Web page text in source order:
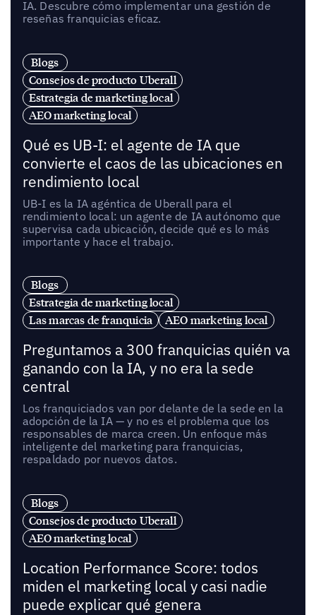
IA. Descubre cómo implementar una gestión de
reseñas franquicias eficaz.
Blogs
Consejos de producto Uberall
Estrategia de marketing local
AEO marketing local
Qué es UB-I: el agente de IA que
convierte el caos de las ubicaciones en
rendimiento local
UB-I es la IA agéntica de Uberall para el
rendimiento local: un agente de IA autónomo que
supervisa cada ubicación, decide qué es lo más
importante y hace el trabajo.
Blogs
Estrategia de marketing local
Las marcas de franquicia
AEO marketing local
Preguntamos a 300 franquicias quién va
ganando con la IA, y no era la sede
central
Los franquiciados van por delante de la sede en la
adopción de la IA — y no es el problema que los
responsables de marca creen. Un enfoque más
inteligente del marketing para franquicias,
respaldado por nuevos datos.
Blogs
Consejos de producto Uberall
AEO marketing local
Location Performance Score: todos
miden el marketing local y casi nadie
puede explicar qué genera